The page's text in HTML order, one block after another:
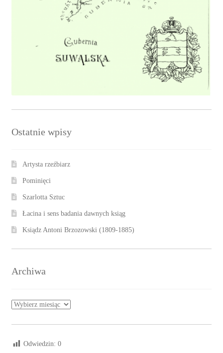
Ostatnie wpisy
Artysta rzeźbiarz
Pominięci
Szarlotta Sztuc
Łacina i sens badania dawnych ksiąg
Ksiądz Antoni Brzozowski (1809-1885)
Archiwa
Archiwa
Odwiedzin: 0